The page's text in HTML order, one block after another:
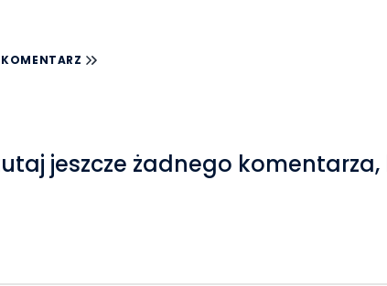
jeszcze żadnego komentarza,